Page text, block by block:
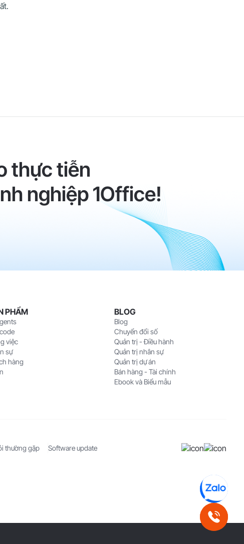
thực tiễn
nghiệp 1Office!
PHẨM
việc
sự
hàng
BLOG
Blog
Chuyển đổi số
Quản trị - Điều hành
Quản trị nhân sự
Quản trị dự án
Bán hàng - Tài chính
Ebook và Biểu mẫu
thường gặp Software update